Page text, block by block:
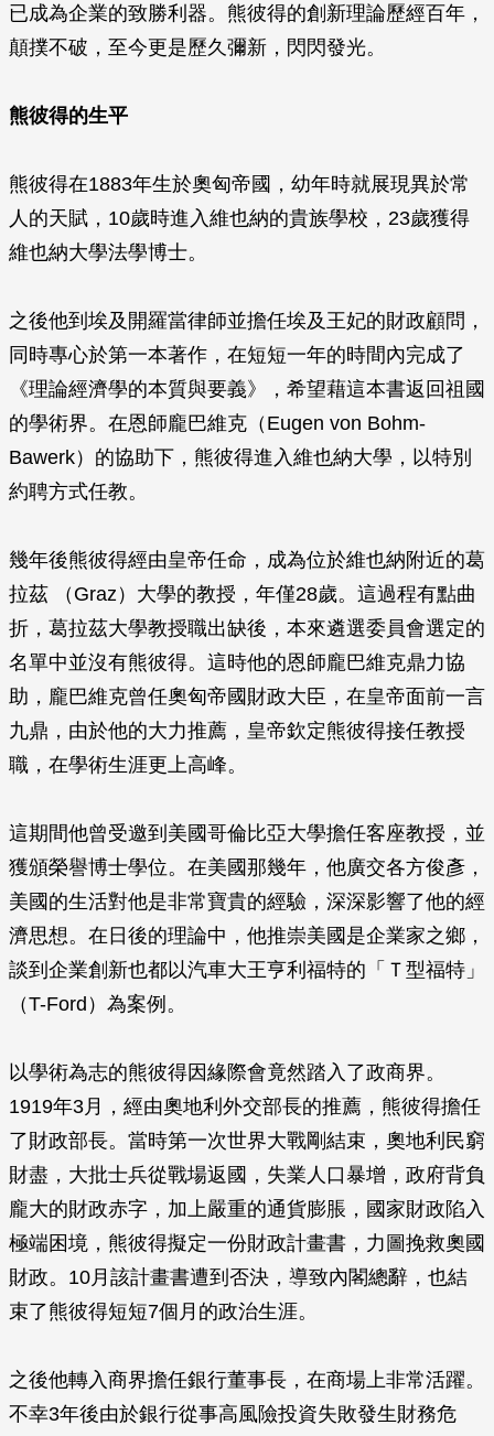
已成為企業的致勝利器。熊彼得的創新理論歷經百年，
顛撲不破，至今更是歷久彌新，閃閃發光。
熊彼得的生平
熊彼得在1883年生於奧匈帝國，幼年時就展現異於常
人的天賦，10歲時進入維也納的貴族學校，23歲獲得
維也納大學法學博士。
之後他到埃及開羅當律師並擔任埃及王妃的財政顧問，
同時專心於第一本著作，在短短一年的時間內完成了
《理論經濟學的本質與要義》，希望藉這本書返回祖國
的學術界。在恩師龐巴維克（Eugen von Bohm-
Bawerk）的協助下，熊彼得進入維也納大學，以特別
約聘方式任教。
幾年後熊彼得經由皇帝任命，成為位於維也納附近的葛
拉茲 （Graz）大學的教授，年僅28歲。這過程有點曲
折，葛拉茲大學教授職出缺後，本來遴選委員會選定的
名單中並沒有熊彼得。這時他的恩師龐巴維克鼎力協
助，龐巴維克曾任奧匈帝國財政大臣，在皇帝面前一言
九鼎，由於他的大力推薦，皇帝欽定熊彼得接任教授
職，在學術生涯更上高峰。
這期間他曾受邀到美國哥倫比亞大學擔任客座教授，並
獲頒榮譽博士學位。在美國那幾年，他廣交各方俊彥，
美國的生活對他是非常寶貴的經驗，深深影響了他的經
濟思想。在日後的理論中，他推崇美國是企業家之鄉，
談到企業創新也都以汽車大王亨利福特的「Ｔ型福特」
（T-Ford）為案例。
以學術為志的熊彼得因緣際會竟然踏入了政商界。
1919年3月，經由奧地利外交部長的推薦，熊彼得擔任
了財政部長。當時第一次世界大戰剛結束，奧地利民窮
財盡，大批士兵從戰場返國，失業人口暴增，政府背負
龐大的財政赤字，加上嚴重的通貨膨脹，國家財政陷入
極端困境，熊彼得擬定一份財政計畫書，力圖挽救奧國
財政。10月該計畫書遭到否決，導致內閣總辭，也結
束了熊彼得短短7個月的政治生涯。
之後他轉入商界擔任銀行董事長，在商場上非常活躍。
不幸3年後由於銀行從事高風險投資失敗發生財務危